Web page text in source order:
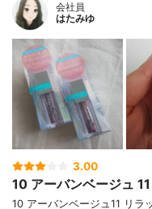
会社員
はたみゆ
3.00
10 アーバンベージュ
10 アーバンベージュ11 リラ